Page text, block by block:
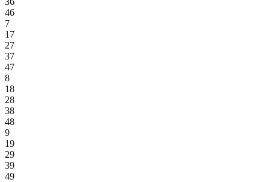
46
7
17
27
37
47
8
18
28
38
48
9
19
29
39
49